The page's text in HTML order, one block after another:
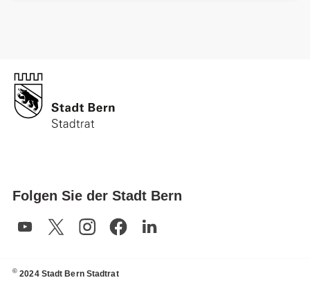
Folgen Sie der Stadt Bern
© 2024 Stadt Bern Stadtrat